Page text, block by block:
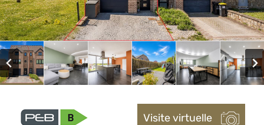
Visite virtuelle